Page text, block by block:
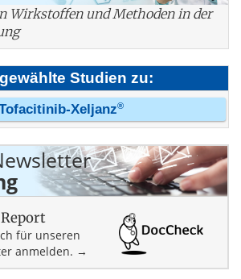
Wirkstoffen und Methoden in der
Studien zu:
Xeljanz®
für unseren
anmelden. →